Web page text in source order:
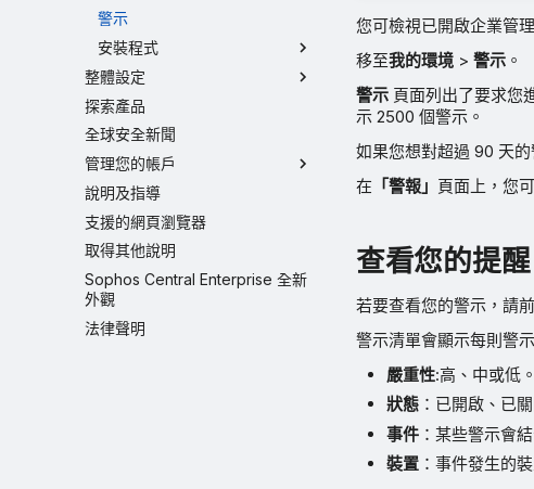
警示
安裝程式
整體設定
探索產品
全球安全新聞
管理您的帳戶
說明及指導
支援的網頁瀏覽器
取得其他說明
Sophos Central Enterprise 全新
外觀
法律聲明
您可檢視已開啟企業管
移至我的環境 > 警示 。
警示 頁面列出了要求您
示 2500 個警示。
如果您想對超過 90 天
在 「警報」 頁面上，您
查看您的提醒
若要查看您的警示，請
警示清單會顯示每則警
嚴重性:高、中或低。
狀態 ：已開啟、已
事件 ：某些警示會
裝置 ：事件發生的裝